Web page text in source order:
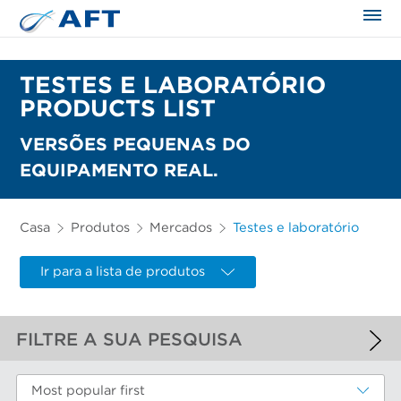
TESTES E LABORATÓRIO
PRODUCTS LIST
VERSÕES PEQUENAS DO
EQUIPAMENTO REAL.
Casa Produtos Mercados Testes e laboratório
Ir para a lista de produtos
FILTRE A SUA PESQUISA
FILTROS APLICADOS
Most popular first